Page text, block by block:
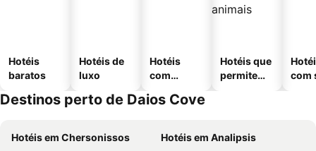
Hotéis
baratos
Hotéis de
luxo
Hotéis
com
Hotéis que
permitem
com
Destinos perto de Daios Cove
Hotéis em Chersonissos
Hotéis em Analipsis